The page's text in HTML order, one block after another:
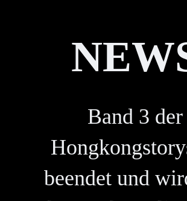
Band 3 der
beendet und